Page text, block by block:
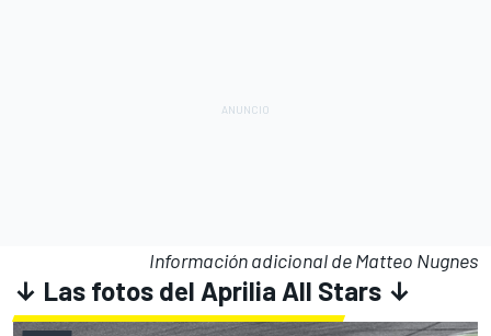
Información adicional de Matteo Nugnes
↓ Las fotos del Aprilia All Stars ↓